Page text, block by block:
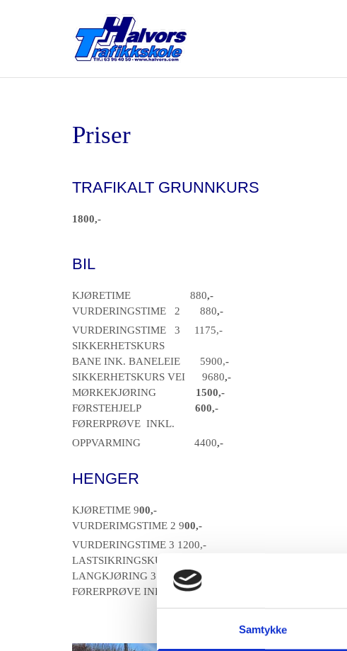
Samtykke
Priser
TRAFIKALT GRUNNKURS
1800,-
BIL
KJØRETIME 880,-
VURDERINGSTIME 2 880,-
VURDERINGSTIME 3 1175,-
SIKKERHETSKURS
BANE INK. BANELEIE 5900,-
SIKKERHETSKURS VEI 9680,-
MØRKEKJØRING 1500,-
FØRSTEHJELP 600,-
FØRERPRØVE INKL.
OPPVARMING 4400,-
HENGER
KJØRETIME 900,-
VURDERIMGSTIME 2 900,-
VURDERINGSTIME 3 1200,-
LASTSIKRINGSKURS 9
LANGKJØRING 3 TIMER 3000,-
FØRERPRØVE INK. KJØRING 40